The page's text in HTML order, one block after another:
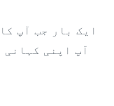
آپ اپنی